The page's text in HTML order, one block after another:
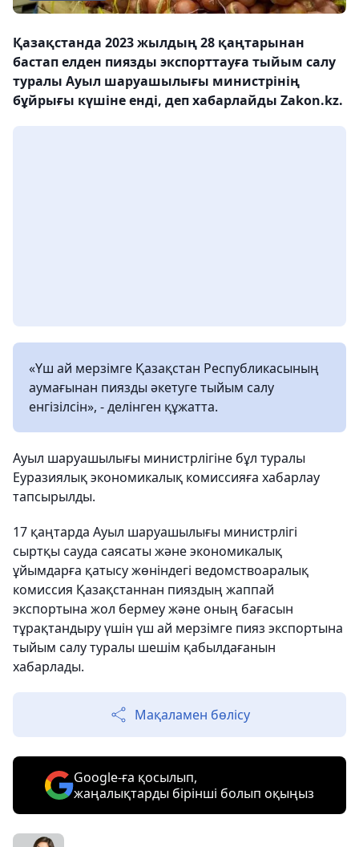
Қазақстанда 2023 жылдың 28 қаңтарынан
бастап елден пиязды экспорттауға тыйым салу
туралы Ауыл шаруашылығы министрінің
бұйрығы күшіне енді, деп хабарлайды Zakon.kz.
«Үш ай мерзімге Қазақстан Республикасының
аумағынан пиязды әкетуге тыйым салу
енгізілсін», - делінген құжатта.
Ауыл шаруашылығы министрлігіне бұл туралы
Еуразиялық экономикалық комиссияға хабарлау
тапсырылды.
17 қаңтарда Ауыл шаруашылығы министрлігі
сыртқы сауда саясаты және экономикалық
ұйымдарға қатысу жөніндегі ведомствоаралық
комиссия Қазақстаннан пияздың жаппай
экспортына жол бермеу және оның бағасын
тұрақтандыру үшін үш ай мерзімге пияз экспортына
тыйым салу туралы шешім қабылдағанын
хабарлады.
Мақаламен бөлісу
Google-ға қосылып,
жаңалықтарды бірінші болып оқыңыз